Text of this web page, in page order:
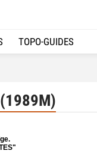
TOPO-GUIDES
(1989M)